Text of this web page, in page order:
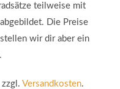
teilweise mit
Die Preise
wir dir aber ein
Versandkosten.